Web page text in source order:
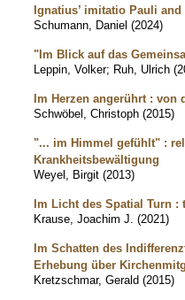
Ignatius’ imitatio Pauli
Schumann, Daniel (2024)
"Im Blick auf das
Leppin, Volker; Ruh, Ulrich (
Im Herzen angerührt : von
Schwöbel, Christoph (2015)
"... im Himmel gefühlt" :
Krankheitsbewältigung
Weyel, Birgit (2013)
Im Licht des Spatial Turn :
Krause, Joachim J. (2021)
Im Schatten des
Erhebung über
Kretzschmar, Gerald (2015)